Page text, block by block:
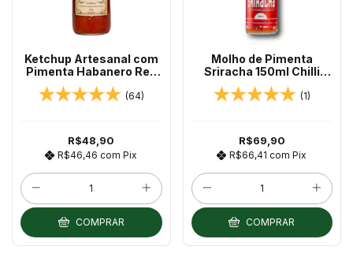
Ketchup Artesanal com
Pimenta Habanero Red
325g
(64)
R$48,90
R$46,46com Pix
COMPRAR
Molho de Pimenta
Sriracha 150ml Chilli
Brothers
(1)
R$69,90
R$66,41com Pix
COMPRAR